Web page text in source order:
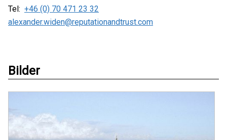
Tel: +46 (0) 70 471 23 32
alexander.widen@reputationandtrust.com
Bilder